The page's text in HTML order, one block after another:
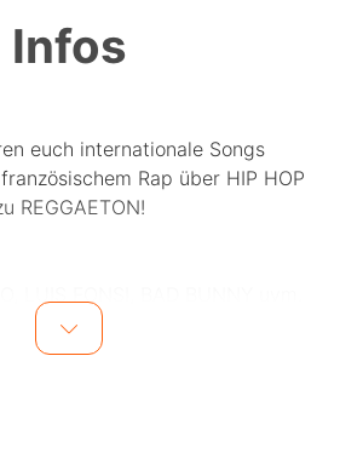
Infos
euch internationale Songs
Rap über HIP HOP
REGGAETON!